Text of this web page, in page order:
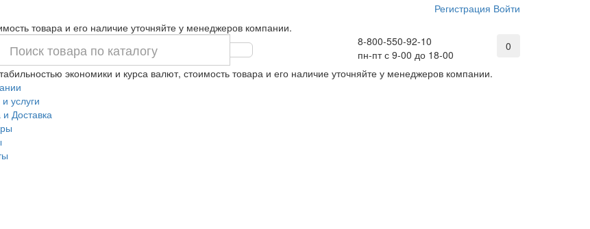
Регистрация Войти
товара и его наличие уточняйте у менеджеров компании.
8-800-550-92-10
пн-пт с 9-00 до 18-00
0
экономики и курса валют, стоимость товара и его наличие уточняйте у менеджеров компании.
услуги
Доставка